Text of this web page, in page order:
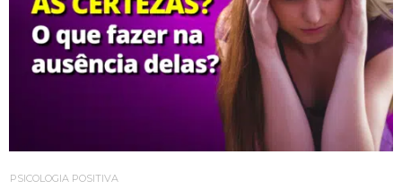
PSICOLOGIA POSITIVA